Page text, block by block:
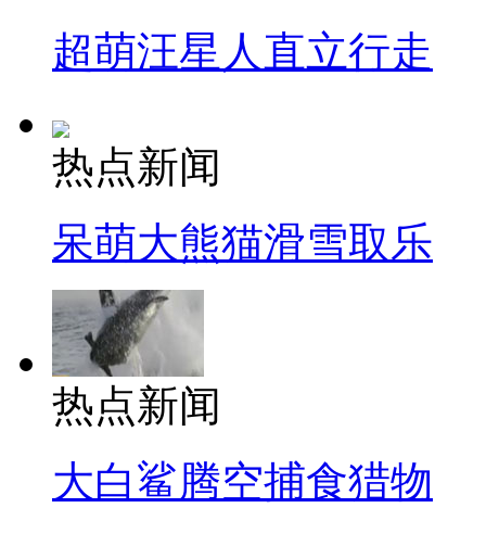
超萌汪星人直立行走
热点新闻
呆萌大熊猫滑雪取乐
热点新闻
大白鲨腾空捕食猎物